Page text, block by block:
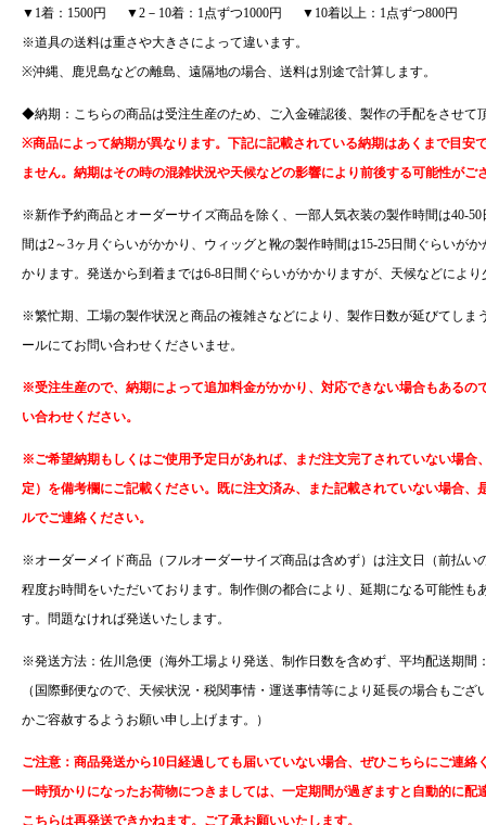
▼1着：1500円 ▼2－10着：1点ずつ1000円 ▼10着以上：1点ずつ800円
※道具の送料は重さや大きさによって違います。
※沖縄、鹿児島などの離島、遠隔地の場合、送料は別途で計算します。
◆納期： こちらの商品は受注生産のため、 ご入金確認後、製作の手配をさせて
※商品によって納期が異なります。下記に記載されている納期はあくまで目安
ません。納期はその時の混雑状況や天候などの影響により前後する可能性がご
※新作予約商品とオーダーサイズ商品を除く、一部人気衣装の製作時間は40-
間は2～3ヶ月ぐらいがかかり、ウィッグと靴の製作時間は15-25日間ぐらいが
かります。発送から到着までは6-8日間ぐらいがかかりますが、天候などによ
※繁忙期、工場の製作状況と商品の複雑さなどにより、製作日数が延びてしま
ールにてお問い合わせくださいませ。
※受注生産ので、納期によって追加料金がかかり、対応できない場合もあるの
い合わせください。
※ご希望納期もしくはご使用予定日があれば、まだ注文完了されていない場合
定）を備考欄にご記載ください。既に注文済み、また記載されていない場合、
ルでご連絡ください。
※オーダーメイド商品（フルオーダーサイズ商品は含めず）は注文日（前払い
程度お時間をいただいております。制作側の都合により、延期になる可能性も
す。問題なければ発送いたします。
※発送方法：佐川急便（海外工場より発送、制作日数を含めず、平均配送期間
（国際郵便なので、天候状況・税関事情・運送事情等により延長の場合もご
かご容赦するようお願い申し上げます。）
ご注意：商品発送から10日経過しても届いていない場合、ぜひこちらにご連絡
一時預かりになったお荷物につきましては、一定期間が過ぎますと自動的に配
こちらは再発送できかねます。ご了承お願いいたします。